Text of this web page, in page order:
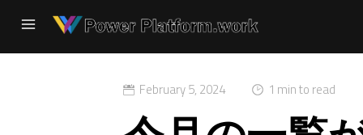
February 5, 2024 1 min to read